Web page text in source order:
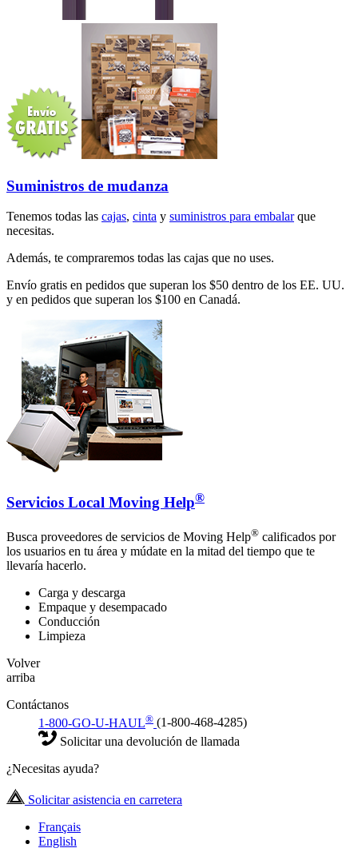
Suministros de mudanza
Tenemos todas las cajas, cinta y suministros para embalarque
necesitas.
Además, te compraremos todas las cajas que no uses.
Envío gratis en pedidos que superan los $50 dentro de los EE. UU.
y en pedidos que superan los $100 en Canadá.
Servicios Local Moving Help®
Busca proveedores de servicios de Moving Help® calificados por
los usuarios en tu área y múdate en la mitad del tiempo que te
llevaría hacerlo.
Carga y descarga
Empaque y desempacado
Conducción
Limpieza
Volver
arriba
Contáctanos
1-800-GO-U-HAUL® (1-800-468-4285)
Solicitar una devolución de llamada
¿Necesitas ayuda?
Solicitar asistencia en carretera
Français
English